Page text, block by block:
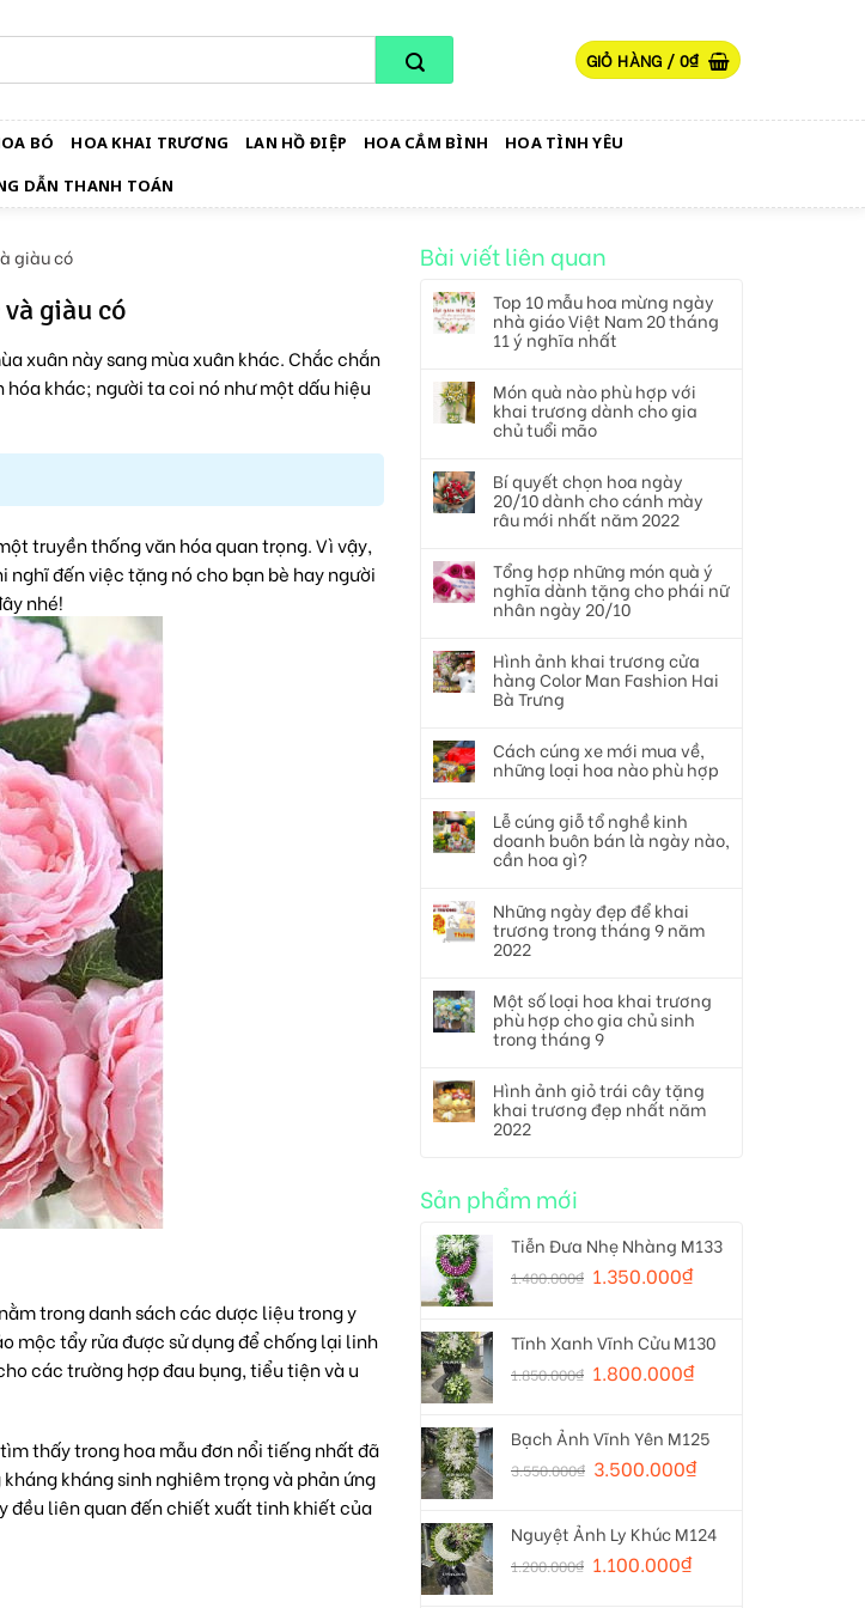
GIỎ HÀNG / 0₫
BÓ HOA KHAI TRƯƠNG LAN HỒ ĐIỆP HOA CẮM BÌNH
HOA TÌNH YÊU
DẪN THANH TOÁN
giàu có
giàu có
xuân này sang mùa xuân khác. Chắc chắn
khác; người ta coi nó như một dấu hiệu
truyền thống văn hóa quan trọng. Vì vậy,
đến việc tặng nó cho bạn bè hay người
nhé!
trong danh sách các dược liệu trong y
mộc tẩy rửa được sử dụng để chống lại linh
các trường hợp đau bụng, tiểu tiện và u
thấy trong hoa mẫu đơn nổi tiếng nhất đã
kháng sinh nghiêm trọng và phản ứng
đều liên quan đến chiết xuất tinh khiết của
Bài viết liên quan
Top 10 mẫu hoa mừng ngày
nhà giáo Việt Nam 20 tháng
11 ý nghĩa nhất
Món quà nào phù hợp với
khai trương dành cho gia
chủ tuổi mão
Bí quyết chọn hoa ngày
20/10 dành cho cánh mày
râu mới nhất năm 2022
Tổng hợp những món quà ý
nghĩa dành tặng cho phái nữ
nhân ngày 20/10
Hình ảnh khai trương cửa
hàng Color Man Fashion Hai
Bà Trưng
Cách cúng xe mới mua về,
những loại hoa nào phù hợp
Lễ cúng giỗ tổ nghề kinh
doanh buôn bán là ngày nào,
cần hoa gì?
Những ngày đẹp để khai
trương trong tháng 9 năm
2022
Một số loại hoa khai trương
phù hợp cho gia chủ sinh
trong tháng 9
Hình ảnh giỏ trái cây tặng
khai trương đẹp nhất năm
2022
Sản phẩm mới
Tiễn Đưa Nhẹ Nhàng M133
1.400.000₫ 1.350.000₫
Tĩnh Xanh Vĩnh Cửu M130
1.850.000₫ 1.800.000₫
Bạch Ảnh Vĩnh Yên M125
3.550.000₫ 3.500.000₫
Nguyệt Ảnh Ly Khúc M124
1.200.000₫ 1.100.000₫